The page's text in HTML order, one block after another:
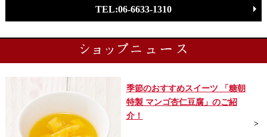
TEL:06-6633-1310
季節のおすすめスイーツ 「糖朝
特製 マンゴ杏仁豆腐」のご紹
介！